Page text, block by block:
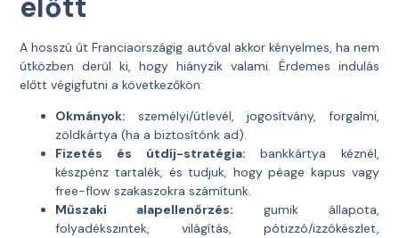
A hosszú út Franciaországig autóval akkor kényelmes, ha nem
útközben derül ki, hogy hiányzik valami. Érdemes indulás
előtt végigfutni a következőkön:
Okmányok: személyi/útlevél, jogosítvány, forgalmi,
zöldkártya (ha a biztosítónk ad).
Fizetés és útdíj-stratégia: bankkártya kéznél,
készpénz tartalék, és tudjuk, hogy péage kapus vagy
free-flow szakaszokra számítunk.
Műszaki alapellenőrzés: gumik állapota,
folyadékszintek, világítás, pótizzó/izzókészlet,